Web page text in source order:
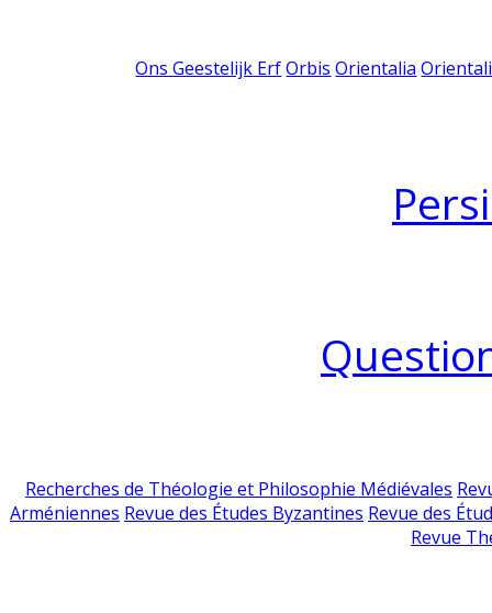
Ons Geestelijk Erf Orbis Orientalia
Recherches de Théologie et Philosophie Médiévales
Arméniennes Revue des Études Byzantines Revue des
Revue